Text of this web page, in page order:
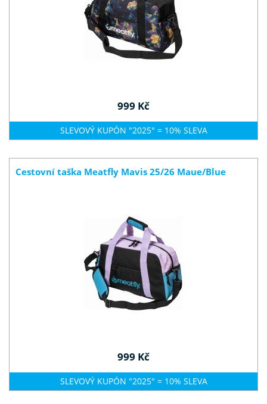
999 Kč
SLEVOVÝ KUPÓN "2025" = 10% SLEVA
Cestovní taška Meatfly Mavis 25/26 Maue/Blue
999 Kč
SLEVOVÝ KUPÓN "2025" = 10% SLEVA